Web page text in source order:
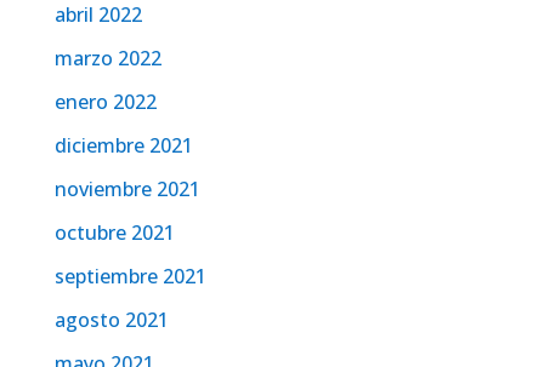
abril 2022
marzo 2022
enero 2022
diciembre 2021
noviembre 2021
octubre 2021
septiembre 2021
agosto 2021